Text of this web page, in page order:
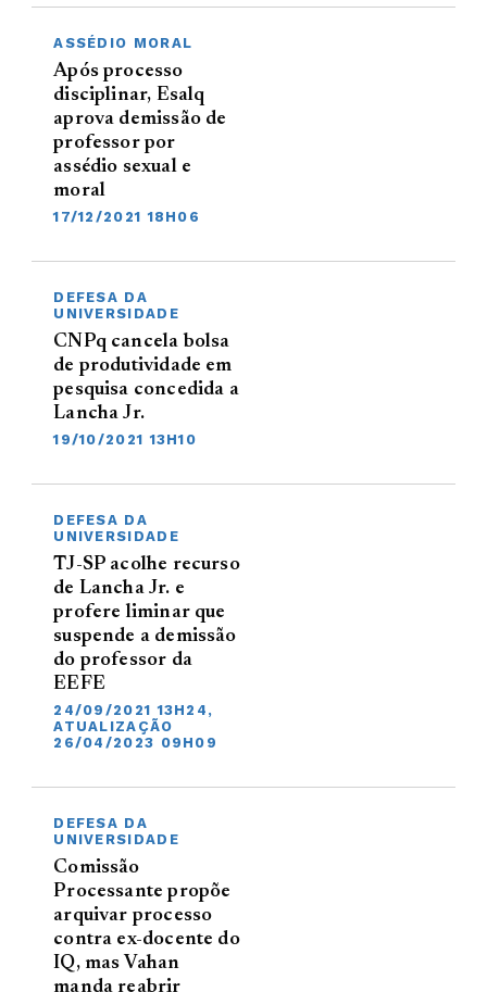
ASSÉDIO MORAL
Após processo
disciplinar, Esalq
aprova demissão de
professor por
assédio sexual e
moral
17/12/2021 18H06
DEFESA DA
UNIVERSIDADE
CNPq cancela bolsa
de produtividade em
pesquisa concedida a
Lancha Jr.
19/10/2021 13H10
DEFESA DA
UNIVERSIDADE
TJ-SP acolhe recurso
de Lancha Jr. e
profere liminar que
suspende a demissão
do professor da
EEFE
24/09/2021 13H24,
ATUALIZAÇÃO
26/04/2023 09H09
DEFESA DA
UNIVERSIDADE
Comissão
Processante propõe
arquivar processo
contra ex-docente do
IQ, mas Vahan
manda reabrir